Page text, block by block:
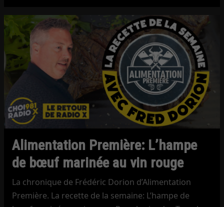
Alimentation Première: L’hampe
de bœuf marinée au vin rouge
La chronique de Frédéric Dorion d’Alimentation
Première. La recette de la semaine: L’hampe de